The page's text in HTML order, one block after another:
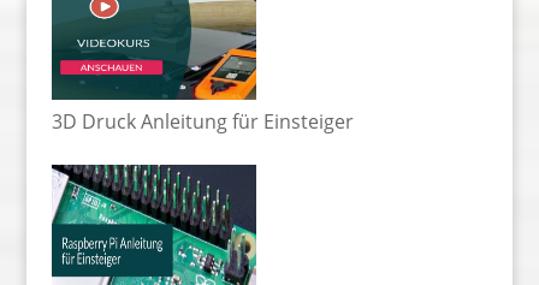
3D Druck Anleitung für Einsteiger